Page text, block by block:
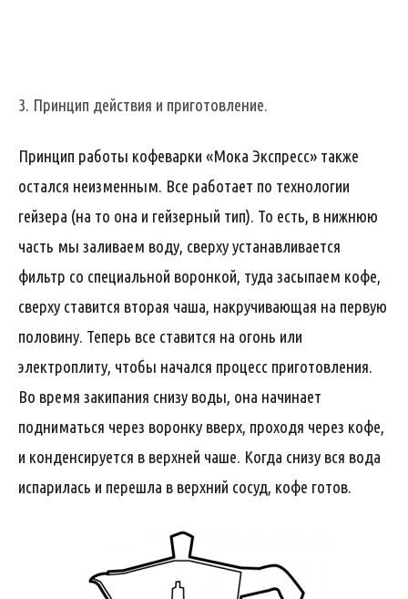
3. Принцип действия и приготовление.
Принцип работы кофеварки «Мока Экспресс» также
остался неизменным. Все работает по технологии
гейзера (на то она и гейзерный тип). То есть, в нижнюю
часть мы заливаем воду, сверху устанавливается
фильтр со специальной воронкой, туда засыпаем кофе,
сверху ставится вторая чаша, накручивающая на первую
половину. Теперь все ставится на огонь или
электроплиту, чтобы начался процесс приготовления.
Во время закипания снизу воды, она начинает
подниматься через воронку вверх, проходя через кофе,
и конденсируется в верхней чаше. Когда снизу вся вода
испарилась и перешла в верхний сосуд, кофе готов.